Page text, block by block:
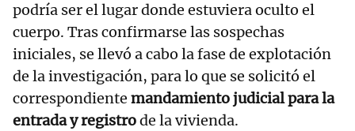
podría ser el lugar donde estuviera oculto el
cuerpo. Tras confirmarse las sospechas
iniciales, se llevó a cabo la fase de explotación
de la investigación, para lo que se solicitó el
correspondiente mandamiento judicial para la
entrada y registrode la vivienda.